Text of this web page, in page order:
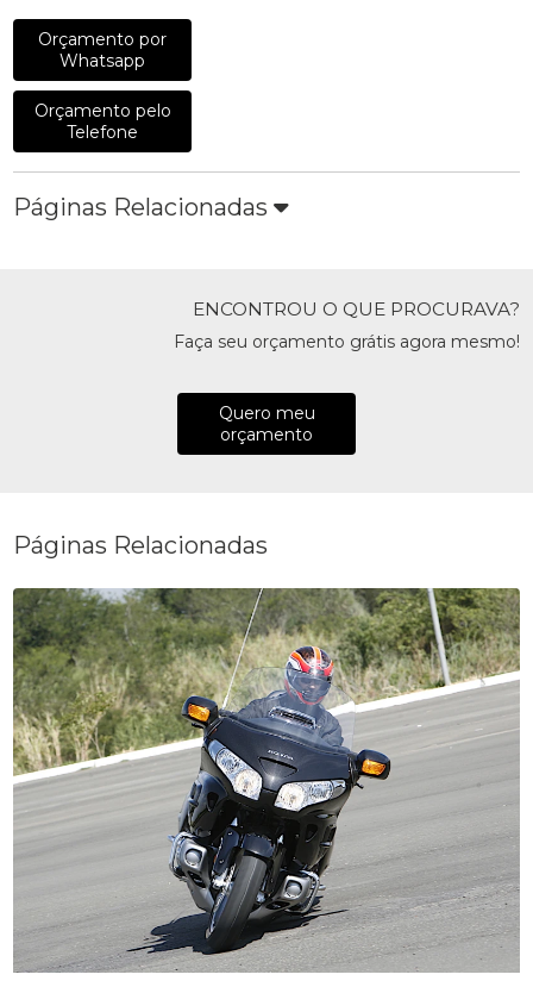
Orçamento por
Whatsapp
Orçamento pelo
Telefone
Páginas Relacionadas
ENCONTROU O QUE PROCURAVA?
Faça seu orçamento grátis agora mesmo!
Quero meu
orçamento
Páginas Relacionadas